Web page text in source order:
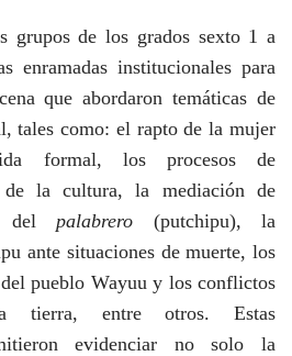
grupos de los grados sexto 1 a
enramadas institucionales para
que abordaron temáticas de
tales como: el rapto de la mujer
formal, los procesos de
de la cultura, la mediación de
del palabrero (putchipu), la
ante situaciones de muerte, los
pueblo Wayuu y los conflictos
tierra, entre otros. Estas
evidenciar no solo la